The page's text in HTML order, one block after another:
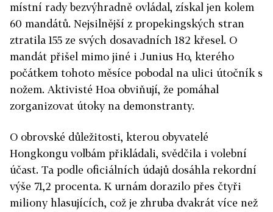
místní rady bezvýhradně ovládal, získal jen kolem
60 mandátů. Nejsilnější z propekingských stran
ztratila 155 ze svých dosavadních 182 křesel. O
mandát přišel mimo jiné i Junius Ho, kterého
počátkem tohoto měsíce pobodal na ulici útočník s
nožem. Aktivisté Hoa obviňují, že pomáhal
zorganizovat útoky na demonstranty.
O obrovské důležitosti, kterou obyvatelé
Hongkongu volbám přikládali, svědčila i volební
účast. Ta podle oficiálních údajů dosáhla rekordní
výše 71,2 procenta. K urnám dorazilo přes čtyři
miliony hlasujících, což je zhruba dvakrát více než